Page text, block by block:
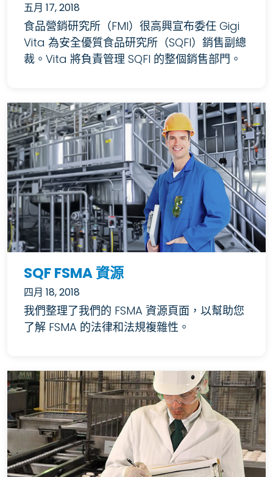
五月 17, 2018
食品營銷研究所（FMI）很高興宣布委任 Gigi
Vita 為安全優質食品研究所（SQFI）銷售副總
裁。Vita 將負責管理 SQFI 的整個銷售部門。
SQF FSMA 資源
四月 18, 2018
我們整理了我們的 FSMA 資源頁面，以幫助您
了解 FSMA 的法律和法規複雜性。